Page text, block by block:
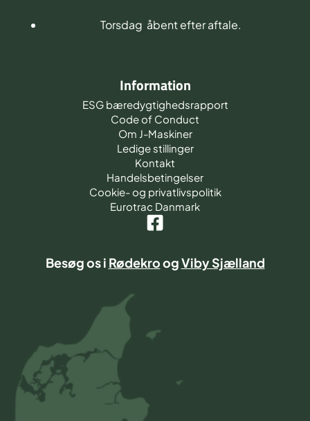
Torsdag åbent efter aftale.
Information
ESG bæredygtighedsrapport
Code of Conduct
Om J-Maskiner
Ledige stillinger
Kontakt
Handelsbetingelser
Cookie- og privatlivspolitik
Eurotrac Danmark
Besøg os i RødekroogViby Sjælland